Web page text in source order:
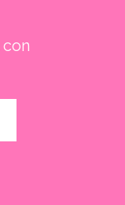
con